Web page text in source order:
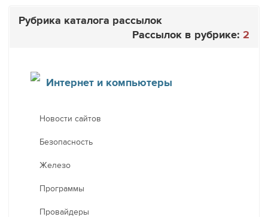
Рубрика каталога рассылок
Рассылок в рубрике: 2
Интернет и компьютеры
Новости сайтов
Безопасность
Железо
Программы
Провайдеры